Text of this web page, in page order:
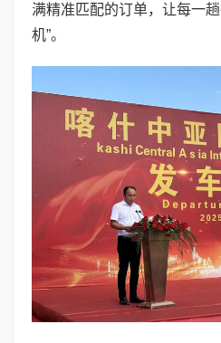
满精准匹配的订单，让每一
机”。